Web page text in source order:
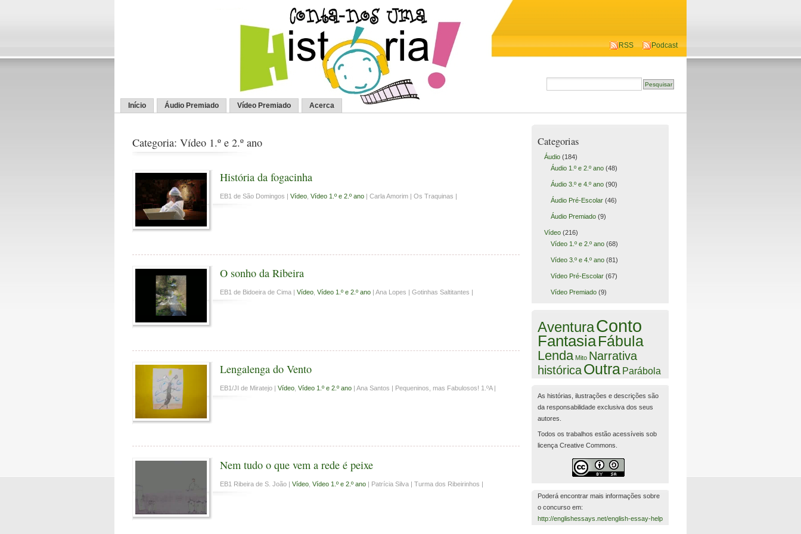
RSS Podcast
Início Áudio Premiado Vídeo Premiado Acerca
Categoria: Vídeo 1.º e 2.º ano
História da fogacinha
EB1 de São Domingos |Vídeo,Vídeo 1.º e 2.º ano | Carla Amorim | Os Traquinas |
O sonho da Ribeira
EB1 de Bidoeira de Cima |Vídeo ,Vídeo 1.º e 2.º ano | Ana Lopes | Gotinhas Saltitantes |
Lengalenga do Vento
EB1/JI de Miratejo |Vídeo ,Vídeo 1.º e 2.º ano | Ana Santos | Pequeninos, mas Fabulosos! 1.ºA |
Nem tudo o que vem a rede é peixe
EB1 Ribeira de S. João |Vídeo ,Vídeo 1.º e 2.º ano | Patrícia Silva | Turma dos Ribeirinhos |
Categorias
Áudio(184)
Áudio 1.º e 2.º ano(48)
Áudio 3.º e 4.º ano(90)
Áudio Pré-Escolar(46)
Áudio Premiado(9)
Vídeo(216)
Vídeo 1.º e 2.º ano(68)
Vídeo 3.º e 4.º ano(81)
Vídeo Pré-Escolar(67)
Vídeo Premiado(9)
AventuraConto
FantasiaFábula
Lenda Mito Narrativa
históricaOutra Parábola
As histórias, ilustrações e descrições são
da responsabilidade exclusiva dos seus
autores.
Todos os trabalhos estão acessíveis sob
licença Creative Commons.
Poderá encontrar mais informações sobre
o concurso em:
http://englishessays.net/english-essay-help